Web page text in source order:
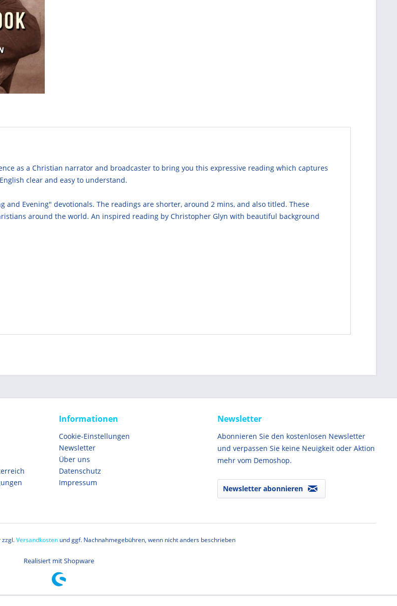
as a Christian narrator and broadcaster to bring you this expressive reading which captures
clear and easy to understand.
and Evening" devotionals. The readings are shorter, around 2 mins, and also titled. These
around the world. An inspired reading by Christopher Glyn with beautiful background
Informationen
Cookie-Einstellungen
Newsletter
Über uns
Datenschutz
Impressum
Newsletter
Abonnieren Sie den kostenlosen Newsletter
und verpassen Sie keine Neuigkeit oder Aktion
mehr vom Demoshop.
Newsletter abonnieren
zzgl.Versandkostenund ggf. Nachnahmegebühren, wenn nicht anders beschrieben
Realisiert mit Shopware